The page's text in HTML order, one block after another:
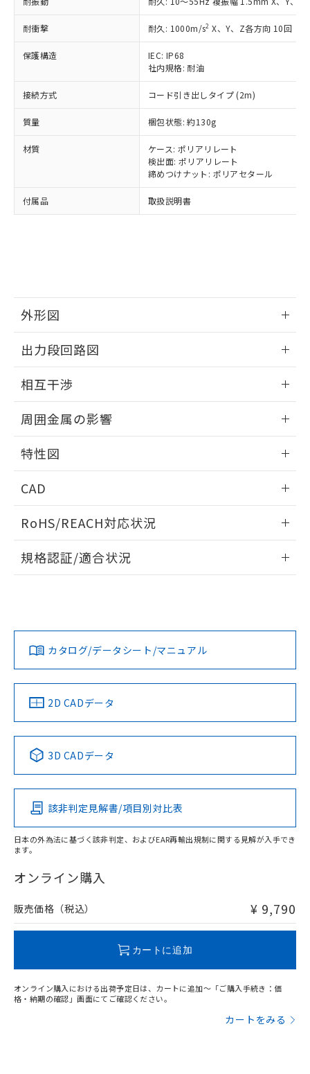
耐衝撃 耐久: 1000m/s2 X、Y、Z各方向 10回
保護構造
IEC: IP68
社内規格: 耐油
接続方式 コード引き出しタイプ (2m)
質量 梱包状態: 約130g
材質
ケース: ポリアリレート
検出面: ポリアリレート
締めつけナット: ポリアセタール
付属品 取扱説明書
外形図
外形図
出力段回路図
出力段回路図
相互干渉
相互干渉
A: 50mm以上、B: 35mm以上
周囲金属の影響
周囲金属の影響
特性図
検出物体の大きさと材質による影響
検出領域
CAD
ドすることができます。
ログイン/会員登録
ダウンロードデータをご利用いただく前に、以下を必ずお読
みください。
ソフトウェアの使用条件
RoHS/REACH対応状況
EU RoHS 注意事項・凡例
対応済み
中国 RoHS 注意事項・凡例
Pb Hg Cd Cr(VI)
O
在庫等で未対応品が混在する可能性があります。
問い合わせください。
規格認証/適合状況
LR型式承認
（イギリス
船舶規格）
DNV型式承認
（ノルウェー
BV型式承認
（フランス
KR型式
（韓国
No No No No
この製品の規格認証/適合状況ページへ
その他の認証はこちらのページからご検索ください
カタログ/データシート/マニュアル
2D CADデータ
3D CADデータ
該非判定見解書/項目別対比表
日本の外為法に基づく該非判定、およびEAR再輸出規制に関する見解が入手でき
ます。
オンライン購入
販売価格（税込） ¥ 9,790
カートに追加
オンライン購入における出荷予定日は、カートに追加～「ご購入手続き：価
格・納期の確認」画面にてご確認ください。
カートをみる
覧された時点での実際の在庫および標
準価格とは異なる場合があることをご
了承ください。
正式な納期状況および標準価格はお客
様のお取引先、またはお客様担当のオ
ムロン制御機器販売店・当社販売員に
ご相談ください。
オムロン制御機器販売店や当社販売拠
販売ネットワーク
」をご確認
在庫状況および標準価格結果を当社の
事前の承諾なく第三者に漏洩または開
示しないようお願いします。
マイパーツ機能（部品リスト作成サー
ビス）をご利用いただくには、I-Web
品・サービスに関するお客様との取
をご了承ください。
※当社の共同利用者とは、
の共同利用に関して"
六価クロム(Cr(Ⅵ)) 1000ppm以下、ポリ臭化ビフェニル
類(PBB) 1000ppm以下、ポリ臭化ジフェニルエーテル類
(PBDE) 1000ppm以下、フタル酸ビス(2-エチルヘキシ
ル) (DEHP)(別名：DOP) 1000ppm以下、フタル酸ブチ
ルベンジル（BBP） 1000ppm以下、フタル酸ジブチル
（DBP） 1000ppm以下、フタル酸ジイソブチル
但し、RoHS指令で産業用監視および制御機器に対する
図的な使用がないことを確認しています。
部品在庫の切り替え状況などにより、予定
月が前後することがあります。
下記の非含有証明書をダウンロードするこ
とができます。
51物質の非含有証明書（当社基準）
※本証明書は発行日時点で非含有を証明す
るもので、過去に遡って非含有を証明する
ものではありません。
また、RoHS指令のフタル酸エステル類４
物質の対応では、対応完了までの期間は出
欄に対応日を記載しておりました。
既に当社にて対応品への在庫切替を完了
す。
*中国RoHS10物質の基準値 (GB/T26572)：
Pb(鉛) :1000ppm、 Hg(水銀) : 1000ppm、 Cd(カドミウ
Cr(Ⅵ)(六価クロム) : 1000ppm、 PBBs(ポリ臭化ビフェ
ニル類) : 1000ppm、 PBDEs(ポリ臭化ジフェニルエーテ
ル類) : 1000ppm、
DBP(フタル酸ジブチル) : 1000ppm、 DIBP(フタル酸ジ
イソブチル) : 1000ppm、 BBP(フタル酸ブチルベンジ
DEHP(フタル酸ビス(2-エチルヘキシル)) : 1000ppm
※2 環境保護使用期限
「ｅ」：有害物質（10物質）のすべてが基
準値以下であることを示します。
「10」：通常の使用状況下において有害物
質が外部に漏えいし、環境に深刻な影響を
国政府の輸出許可(または役務取引許
可)を取得するなどの必要な手続きを
当社は規制貨物を破棄する場合は、完
全に破砕するなど、違法に輸出されな
いよう必要な手段を講じます。
当社は貴社製品を、核兵器、ミサイ
ル、化学兵器、生物兵器またはその他
武器並びにこれらの製造装置等に一切
使用いたしません。
当社は、貴社製品を第三者に販売する
場合は、上記1、2および3の内容を当
該第三者に通知します。また当社は、
販売先および販売に係わる関係者が違
法に輸出するおそれがある場合は、取
一定数以上の在庫あり
一定数には満たないが在庫あり
在庫なし(最新の在庫状況につ
いては、お客様のお取引先、ま
たはお客様担当のオムロン制御
機器販売店・当社販売員にご確
認ください)
白
受注生産機種、また在庫状況の
情報を公開していない機種